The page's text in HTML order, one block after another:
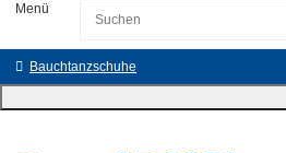
Menü
Bauchtanzschuhe